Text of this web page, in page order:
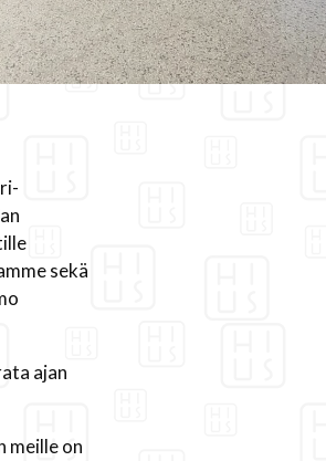
sekä
ajan
meille on